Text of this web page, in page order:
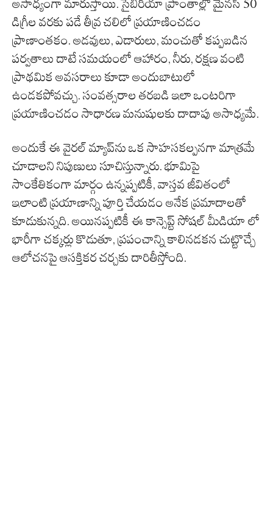
అసాధ్యంగా మారుస్తాయి. సైబీరియా ప్రాంతాల్లో మైనస్ 50
డిగ్రీల వరకు పడే తీవ్ర చలిలో ప్రయాణించడం
ప్రాణాంతకం. అడవులు, ఎడారులు, మంచుతో కప్పబడిన
పర్వతాలు దాటే సమయంలో ఆహారం, నీరు, రక్షణ వంటి
ప్రాథమిక అవసరాలు కూడా అందుబాటులో
ఉండకపోవచ్చు. సంవత్సరాల తరబడి ఇలా ఒంటరిగా
ప్రయాణించడం సాధారణ మనుషులకు దాదాపు అసాధ్యమే.
అందుకే ఈ వైరల్ మ్యాప్‌ను ఒక సాహసకల్పనగా మాత్రమే
చూడాలని నిపుణులు సూచిస్తున్నారు. భూమిపై
సాంకేతికంగా మార్గం ఉన్నప్పటికీ, వాస్తవ జీవితంలో
ఇలాంటి ప్రయాణాన్ని పూర్తి చేయడం అనేక ప్రమాదాలతో
కూడుకున్నది. అయినప్పటికీ ఈ కాన్సెప్ట్ సోషల్ మీడియా లో
భారీగా చక్కర్లు కొడుతూ, ప్రపంచాన్ని కాలినడకన చుట్టొచ్చే
ఆలోచనపై ఆసక్తికర చర్చకు దారితీస్తోంది.